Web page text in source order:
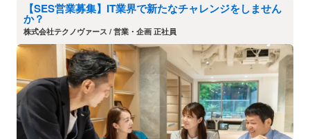
【SES営業募集】IT業界で新たなチャレンジをしません
か？
株式会社テクノヴァース / 営業・企画 正社員